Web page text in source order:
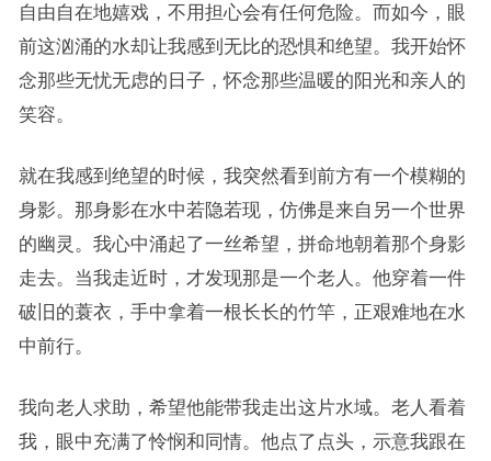
自由自在地嬉戏，不用担心会有任何危险。而如今，眼
前这汹涌的水却让我感到无比的恐惧和绝望。我开始怀
念那些无忧无虑的日子，怀念那些温暖的阳光和亲人的
笑容。
就在我感到绝望的时候，我突然看到前方有一个模糊的
身影。那身影在水中若隐若现，仿佛是来自另一个世界
的幽灵。我心中涌起了一丝希望，拼命地朝着那个身影
走去。当我走近时，才发现那是一个老人。他穿着一件
破旧的蓑衣，手中拿着一根长长的竹竿，正艰难地在水
中前行。
我向老人求助，希望他能带我走出这片水域。老人看着
我，眼中充满了怜悯和同情。他点了点头，示意我跟在